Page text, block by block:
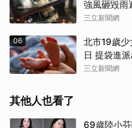
強風砸毀雨
三立新聞網
06
北市19歲
日 提袋進
三立新聞網
其他人也看了
69歲陸小